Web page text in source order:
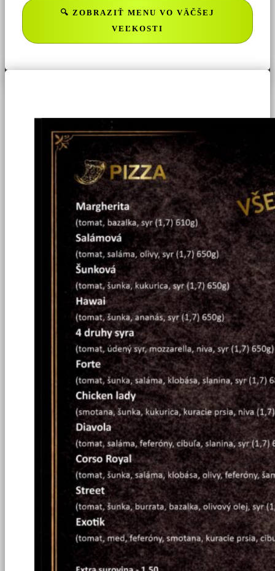
🔍 ZOBRAZIŤ MENU VO VÄČŠEJ
VEĽKOSTI